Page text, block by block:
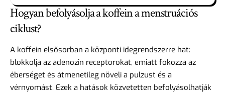
Hogyan befolyásolja a koffein a menstruációs
ciklust?
A koffein elsősorban a központi idegrendszerre hat:
blokkolja az adenozin receptorokat, emiatt fokozza az
éberséget és átmenetileg növeli a pulzust és a
vérnyomást. Ezek a hatások közvetetten befolyásolhatják